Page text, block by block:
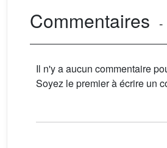
Commentaires -
Il n'y a aucun commentaire
Soyez le premier à écrire un